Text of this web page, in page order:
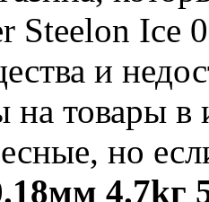
Steelon Ice
и
на товары
но
4.7kг